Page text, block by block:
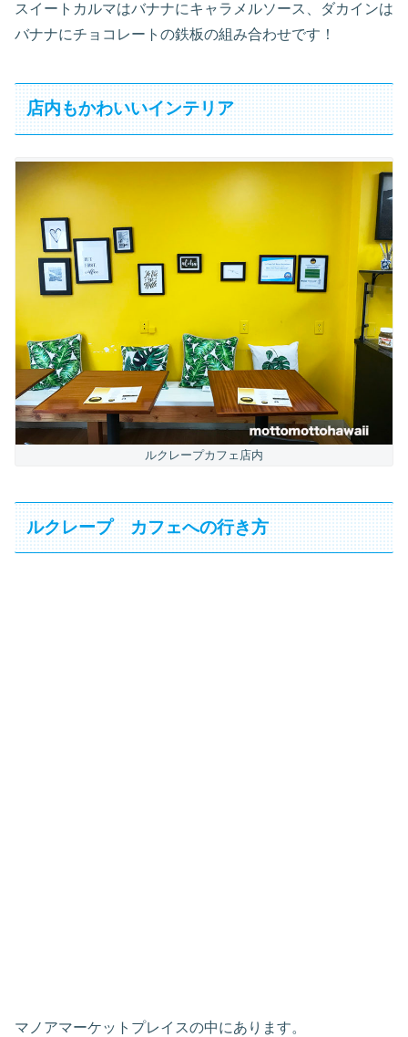
スイートカルマはバナナにキャラメルソース、ダカインは
バナナにチョコレートの鉄板の組み合わせです！
店内もかわいいインテリア
ルクレープカフェ店内
ルクレープ カフェへの行き方
マノアマーケットプレイスの中にあります。